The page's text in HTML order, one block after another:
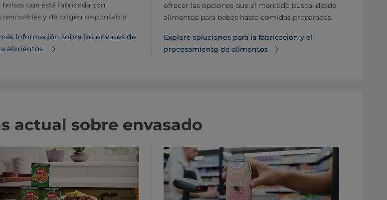
que está fabricada con
renovables y de origen responsable.
información sobre los envases de
alimentos
ofrecer las opciones que el mercado busca, desde
alimentos para bebés hasta comidas preparadas.
Explore soluciones para la fabricación y el
procesamiento de alimentos
actual sobre envasado